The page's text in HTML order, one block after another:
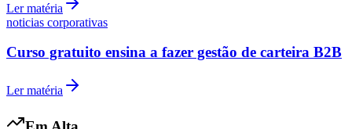
Ler matéria
noticias corporativas
Curso gratuito ensina a fazer gestão de carteira B2B
Ler matéria